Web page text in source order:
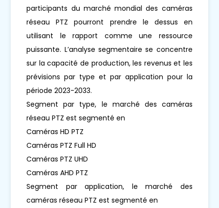
participants du marché mondial des caméras
réseau PTZ pourront prendre le dessus en
utilisant le rapport comme une ressource
puissante. L’analyse segmentaire se concentre
sur la capacité de production, les revenus et les
prévisions par type et par application pour la
période 2023-2033.
Segment par type, le marché des caméras
réseau PTZ est segmenté en
Caméras HD PTZ
Caméras PTZ Full HD
Caméras PTZ UHD
Caméras AHD PTZ
Segment par application, le marché des
caméras réseau PTZ est segmenté en